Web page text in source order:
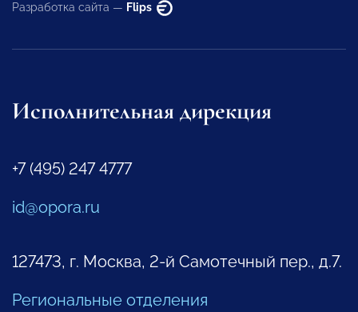
Разработка сайта — Flips
Исполнительная дирекция
+7 (495) 247 4777
id@opora.ru
127473, г. Москва, 2-й Самотечный пер., д.7.
Региональные отделения